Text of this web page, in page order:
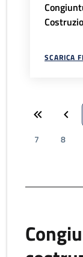
SCARICA
7
8